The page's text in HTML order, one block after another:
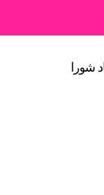
شورا